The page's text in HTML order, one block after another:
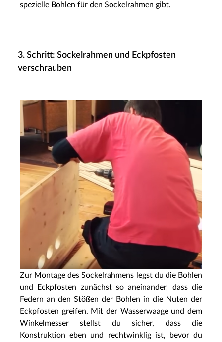
spezielle Bohlen für den Sockelrahmen gibt.
3. Schritt: Sockelrahmen und Eckpfosten
verschrauben
Zur Montage des Sockelrahmens legst du die Bohlen
und Eckpfosten zunächst so aneinander, dass die
Federn an den Stößen der Bohlen in die Nuten der
Eckpfosten greifen. Mit der Wasserwaage und dem
Winkelmesser stellst du sicher, dass die
Konstruktion eben und rechtwinklig ist, bevor du